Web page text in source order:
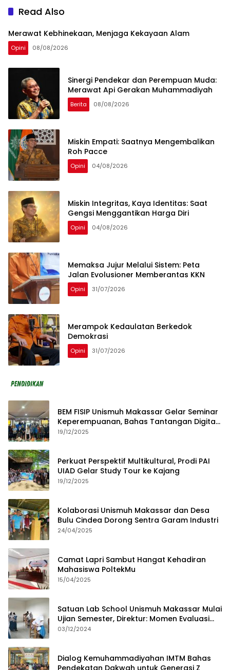
Read Also
Merawat Kebhinekaan, Menjaga Kekayaan Alam
Opini 08/08/2026
Sinergi Pendekar dan Perempuan Muda:
Merawat Api Gerakan Muhammadiyah
Berita 08/08/2026
Miskin Empati: Saatnya Mengembalikan
Roh Pacce
Opini 04/08/2026
Miskin Integritas, Kaya Identitas: Saat
Gengsi Menggantikan Harga Diri
Opini 04/08/2026
Memaksa Jujur Melalui Sistem: Peta
Jalan Evolusioner Memberantas KKN
Opini 31/07/2026
Merampok Kedaulatan Berkedok
Demokrasi
Opini 31/07/2026
BEM FISIP Unismuh Makassar Gelar Seminar
Keperempuanan, Bahas Tantangan Digital
dan Budaya Lokal
19/12/2025
Perkuat Perspektif Multikultural, Prodi PAI
UIAD Gelar Study Tour ke Kajang
19/12/2025
Kolaborasi Unismuh Makassar dan Desa
Bulu Cindea Dorong Sentra Garam Industri
24/04/2025
Camat Lapri Sambut Hangat Kehadiran
Mahasiswa PoltekMu
15/04/2025
Satuan Lab School Unismuh Makassar Mulai
Ujian Semester, Direktur: Momen Evaluasi
Proses Pembelajaran
03/12/2024
Dialog Kemuhammadiyahan IMTM Bahas
Pendekatan Dakwah untuk Generasi Z